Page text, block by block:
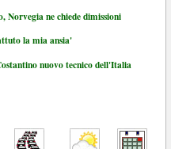
Norvegia ne chiede dimissioni
la mia ansia'
nuovo tecnico dell'Italia